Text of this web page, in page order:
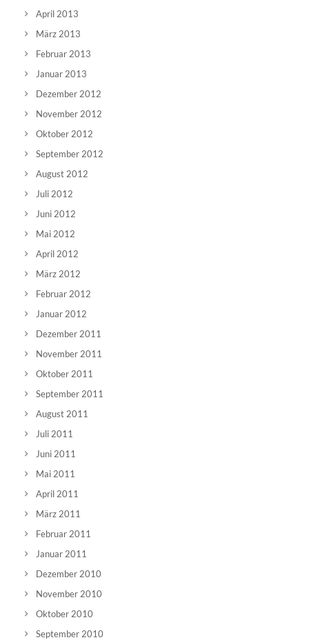
April 2013
März 2013
Februar 2013
Januar 2013
Dezember 2012
November 2012
Oktober 2012
September 2012
August 2012
Juli 2012
Juni 2012
Mai 2012
April 2012
März 2012
Februar 2012
Januar 2012
Dezember 2011
November 2011
Oktober 2011
September 2011
August 2011
Juli 2011
Juni 2011
Mai 2011
April 2011
März 2011
Februar 2011
Januar 2011
Dezember 2010
November 2010
Oktober 2010
September 2010